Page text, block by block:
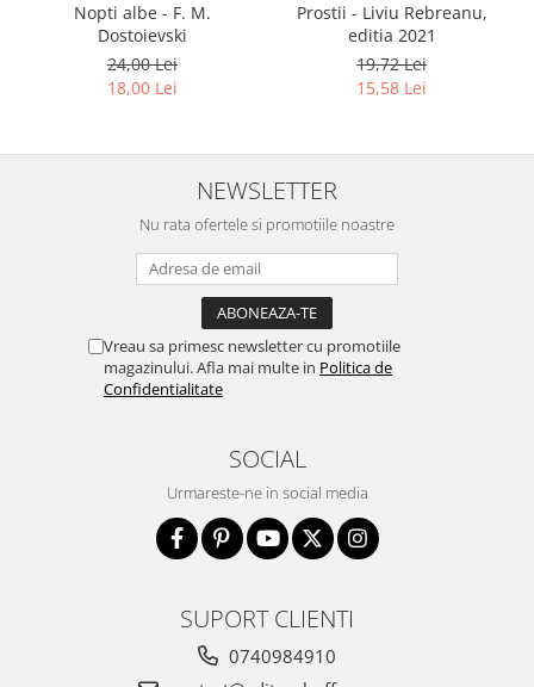
Nopti albe - F. M.
Dostoievski
24,00 Lei
18,00 Lei
Prostii - Liviu Rebreanu,
editia 2021
19,72 Lei
15,58 Lei
NEWSLETTER
Nu rata ofertele si promotiile noastre
Vreau sa primesc newsletter cu promotiile
magazinului. Afla mai multe in Politica de
Confidentialitate
SOCIAL
Urmareste-ne in social media
SUPORT CLIENTI
0740984910